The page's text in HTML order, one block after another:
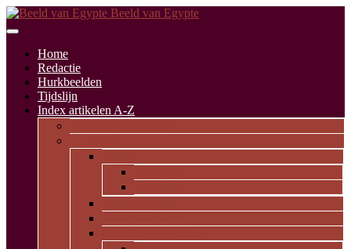
Beeld van Egypte
Home
Redactie
Hurkbeelden
Tijdslijn
Index artikelen A-Z